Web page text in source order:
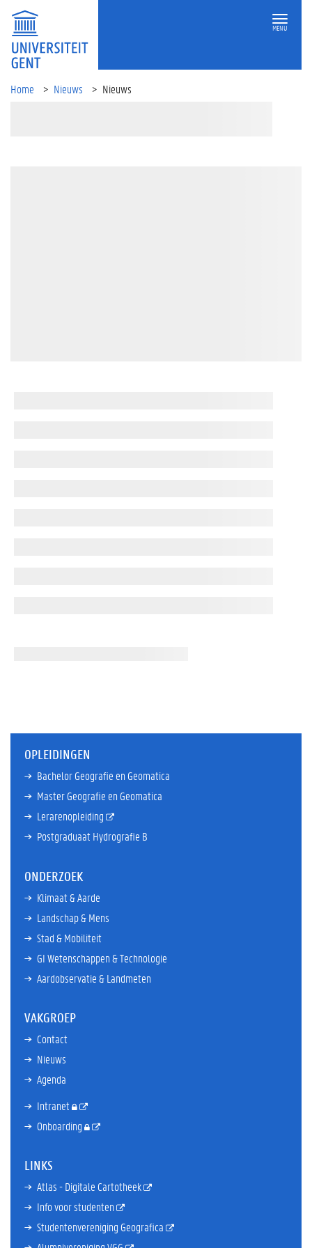
MENU
Home Nieuws Nieuws
OPLEIDINGEN
Bachelor Geografie en Geomatica
Master Geografie en Geomatica
Lerarenopleiding
Postgraduaat Hydrografie B
ONDERZOEK
Klimaat & Aarde
Landschap & Mens
Stad & Mobiliteit
GI Wetenschappen & Technologie
Aardobservatie & Landmeten
VAKGROEP
Contact
Nieuws
Agenda
Intranet
Onboarding
LINKS
Atlas - Digitale Cartotheek
Info voor studenten
Studentenvereniging Geografica